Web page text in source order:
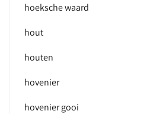
hoeksche waard
hout
houten
hovenier
hovenier gooi